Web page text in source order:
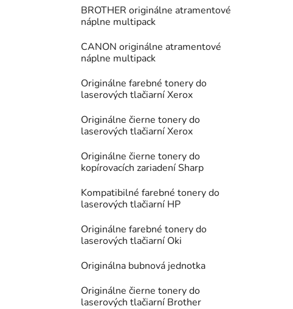
BROTHER originálne atramentové
náplne multipack
CANON originálne atramentové
náplne multipack
Originálne farebné tonery do
laserových tlačiarní Xerox
Originálne čierne tonery do
laserových tlačiarní Xerox
Originálne čierne tonery do
kopírovacích zariadení Sharp
Kompatibilné farebné tonery do
laserových tlačiarní HP
Originálne farebné tonery do
laserových tlačiarní Oki
Originálna bubnová jednotka
Originálne čierne tonery do
laserových tlačiarní Brother